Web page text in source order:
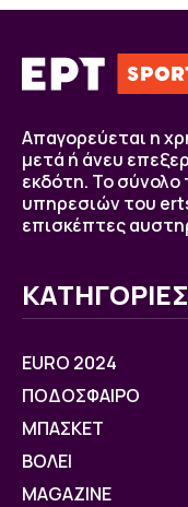
Απαγορεύεται η
μετά ή άνευ
εκδότη. Το σύνολο
υπηρεσιών του
επισκέπτες
ΚΑΤΗΓΟΡΙΕΣ
EURO 2024
ΠΟΔΟΣΦΑΙΡΟ
ΜΠΑΣΚΕΤ
ΒOΛΕΙ
MAGAZINE